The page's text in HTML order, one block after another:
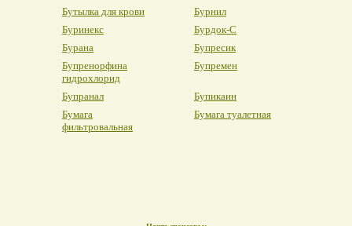
Бутылка для крови
Бурнил
Буринекс
Бурдок-С
Бурана
Бупресик
Бупренорфина
гидрохлорид
Бупремен
Бупранал
Бупикаин
Бумага
фильтровальная
Бумага туалетная